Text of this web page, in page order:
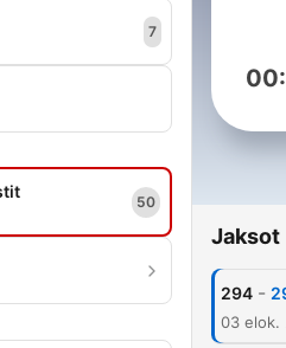
7
50
Jaksot
294 -
03 elok.